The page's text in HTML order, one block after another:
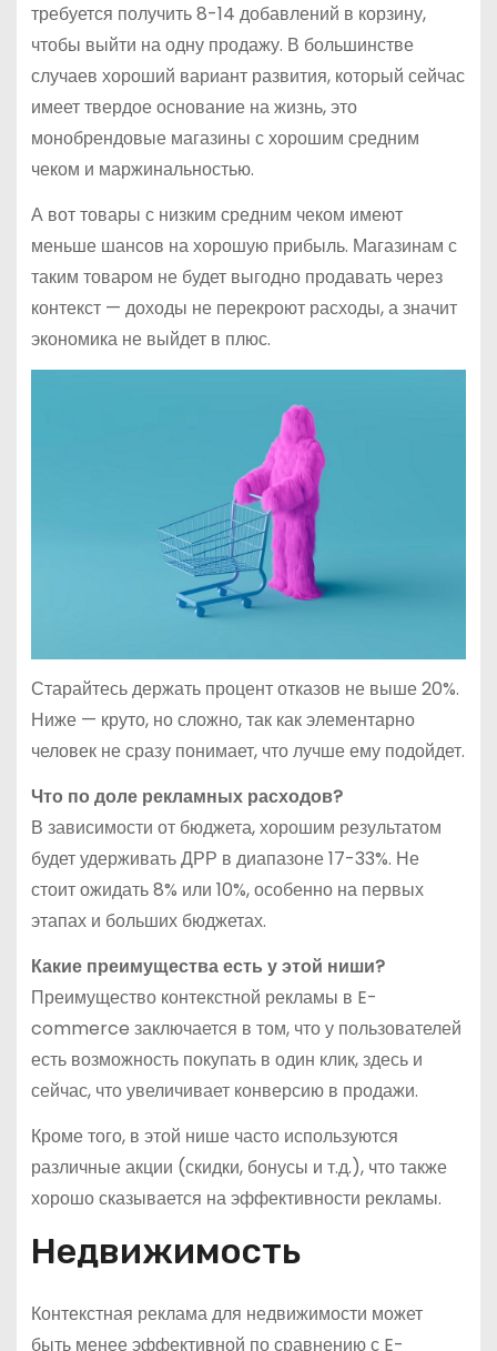
требуется получить 8-14 добавлений в корзину,
чтобы выйти на одну продажу. В большинстве
случаев хороший вариант развития, который сейчас
имеет твердое основание на жизнь, это
монобрендовые магазины с хорошим средним
чеком и маржинальностью.
А вот товары с низким средним чеком имеют
меньше шансов на хорошую прибыль. Магазинам с
таким товаром не будет выгодно продавать через
контекст — доходы не перекроют расходы, а значит
экономика не выйдет в плюс.
Старайтесь держать процент отказов не выше 20%.
Ниже — круто, но сложно, так как элементарно
человек не сразу понимает, что лучше ему подойдет.
Что по доле рекламных расходов?
В зависимости от бюджета, хорошим результатом
будет удерживать ДРР в диапазоне 17-33%. Не
стоит ожидать 8% или 10%, особенно на первых
этапах и больших бюджетах.
Какие преимущества есть у этой ниши?
Преимущество контекстной рекламы в E-
commerce заключается в том, что у пользователей
есть возможность покупать в один клик, здесь и
сейчас, что увеличивает конверсию в продажи.
Кроме того, в этой нише часто используются
различные акции (скидки, бонусы и т.д.), что также
хорошо сказывается на эффективности рекламы.
Недвижимость
Контекстная реклама для недвижимости может
быть менее эффективной по сравнению с E-